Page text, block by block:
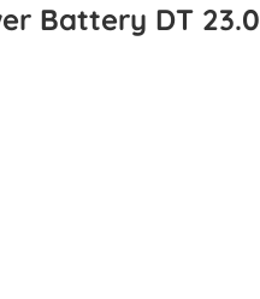
Battery DT 23.0